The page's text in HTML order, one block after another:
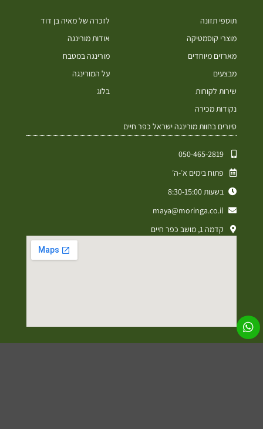
תוספי תזונה
מוצרי קוסמטיקה
מארזים מיוחדים
מבצעים
שירות לקוחות
נקודות מכירה
סיורים בחוות מורינגה ישראל כפר חיים
לזכרה של מאיה בן דוד
אודות מורינגה
מורינגה במטבח
על המורינגה
בלוג
050-465-2819⁩
פתוח בימים א׳-ה׳
בשעות 8:30-15:00
maya@moringa.co.il
קדמה 1, מושב כפר חיים